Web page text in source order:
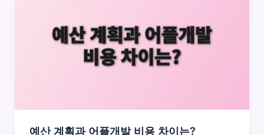
예산 계획과 어플개발 비용 차이는?